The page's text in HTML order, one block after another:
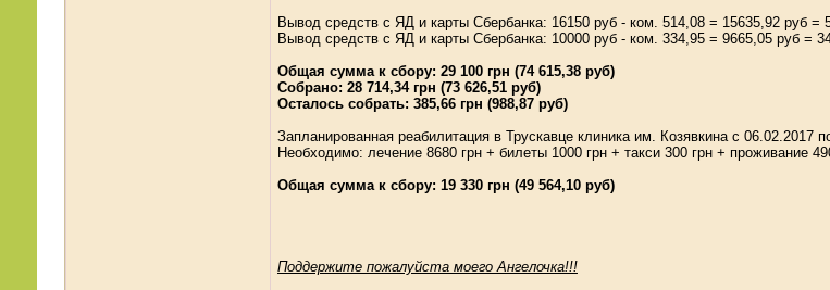
Вывод средств с ЯД и карты Сбербанка: 16150 руб - ком. 514,08 = 15635,92 руб =
Вывод средств с ЯД и карты Сбербанка: 10000 руб - ком. 334,95 = 9665,05 руб =
Общая сумма к сбору: 29 100 грн (74 615,38 руб)
Собрано: 28 714,34 грн (73 626,51 руб)
Осталось собрать: 385,66 грн (988,87 руб)
Запланированная реабилитация в Трускавце клиника им. Козявкина с 06.02.2017
Необходимо: лечение 8680 грн + билеты 1000 грн + такси 300 грн + проживание
Общая сумма к сбору: 19 330 грн (49 564,10 руб)
Поддержите пожалуйста моего Ангелочка!!!